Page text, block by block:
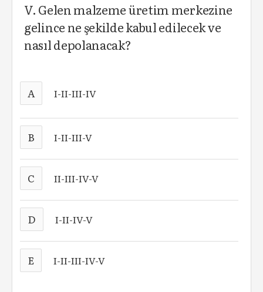
V. Gelen malzeme üretim merkezine
gelince ne şekilde kabul edilecek ve
nasıl depolanacak?
A I-II-III-IV
B I-II-III-V
C II-III-IV-V
D I-II-IV-V
E I-II-III-IV-V